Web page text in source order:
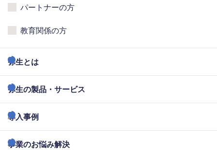
パートナーの方
教育関係の方
弥生とは
弥生の製品・サービス
導入事例
事業のお悩み解決